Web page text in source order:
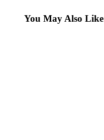
You May Also Like